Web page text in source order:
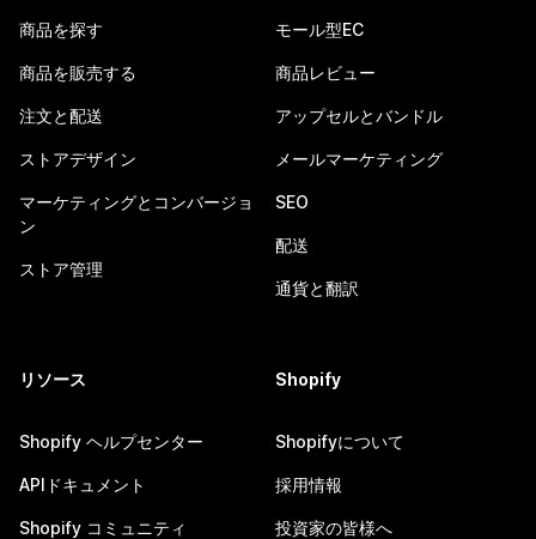
商品を探す
商品を販売する
注文と配送
ストアデザイン
マーケティングとコンバージョ
ン
ストア管理
モール型EC
商品レビュー
アップセルとバンドル
メールマーケティング
SEO
配送
通貨と翻訳
リソース
Shopify ヘルプセンター
APIドキュメント
Shopify コミュニティ
Shopify
Shopifyについて
採用情報
投資家の皆様へ